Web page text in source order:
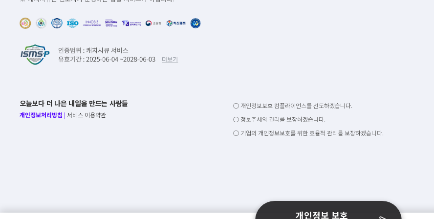
오늘보다 더 나은 내일을 만드는 사람들
개인정보처리방침 | 서비스 이용약관
○ 개인정보보호 컴플라이언스를 선도하겠습니다.
○ 정보주체의 권리를 보장하겠습니다.
○ 기업의 개인정보보호를 위한 효율적 관리를 보장하겠습니다.
개인정보 보호